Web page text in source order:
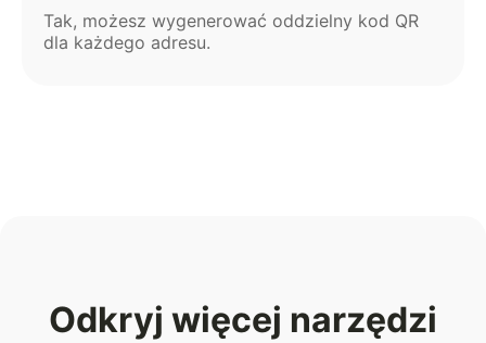
Tak, możesz wygenerować oddzielny kod QR
dla każdego adresu.
Odkryj więcej narzędzi